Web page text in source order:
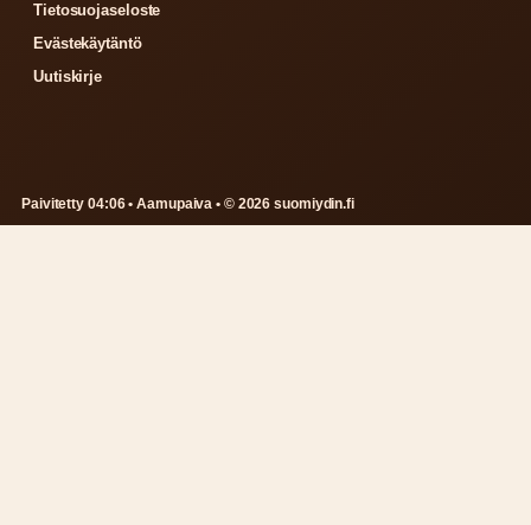
Tietosuojaseloste
Evästekäytäntö
Uutiskirje
Paivitetty 04:06 • Aamupaiva • © 2026 suomiydin.fi